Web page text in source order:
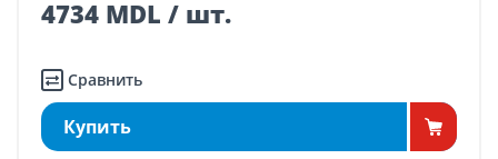
4734 MDL / шт.
Сравнить
Купить